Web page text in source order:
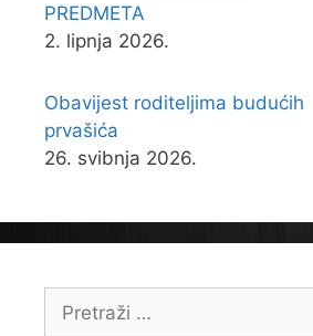
PREDMETA
2. lipnja 2026.
Obavijest roditeljima budućih
prvašića
26. svibnja 2026.